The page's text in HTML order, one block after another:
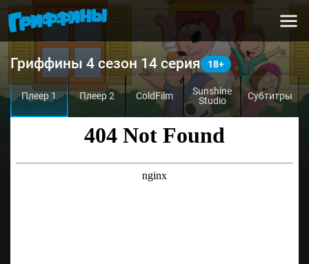
Гриффины 4 сезон 14 серия
Плеер 1 Плеер 2 ColdFilm
Sunshine
Studio
Субтитры